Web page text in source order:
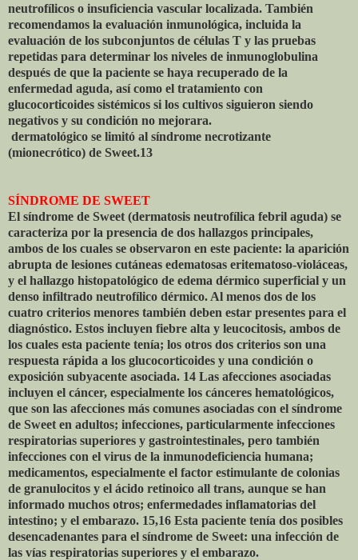
neutrofílicos o insuficiencia vascular localizada. También
recomendamos la evaluación inmunológica, incluida la
evaluación de los subconjuntos de células T y las pruebas
repetidas para determinar los niveles de inmunoglobulina
después de que la paciente se haya recuperado de la
enfermedad aguda, así como el tratamiento con
glucocorticoides sistémicos si los cultivos siguieron siendo
negativos y su condición no mejorara.
dermatológico se limitó al síndrome necrotizante
(mionecrótico) de Sweet.13
SÍNDROME DE SWEET
El síndrome de Sweet (dermatosis neutrofílica febril aguda) se
caracteriza por la presencia de dos hallazgos principales,
ambos de los cuales se observaron en este paciente: la aparición
abrupta de lesiones cutáneas edematosas eritematoso-violáceas,
y el hallazgo histopatológico de edema dérmico superficial y un
denso infiltrado neutrofílico dérmico. Al menos dos de los
cuatro criterios menores también deben estar presentes para el
diagnóstico. Estos incluyen fiebre alta y leucocitosis, ambos de
los cuales esta paciente tenía; los otros dos criterios son una
respuesta rápida a los glucocorticoides y una condición o
exposición subyacente asociada. 14 Las afecciones asociadas
incluyen el cáncer, especialmente los cánceres hematológicos,
que son las afecciones más comunes asociadas con el síndrome
de Sweet en adultos; infecciones, particularmente infecciones
respiratorias superiores y gastrointestinales, pero también
infecciones con el virus de la inmunodeficiencia humana;
medicamentos, especialmente el factor estimulante de colonias
de granulocitos y el ácido retinoico all trans, aunque se han
informado muchos otros; enfermedades inflamatorias del
intestino; y el embarazo. 15,16 Esta paciente tenía dos posibles
desencadenantes para el síndrome de Sweet: una infección de
las vías respiratorias superiores y el embarazo.